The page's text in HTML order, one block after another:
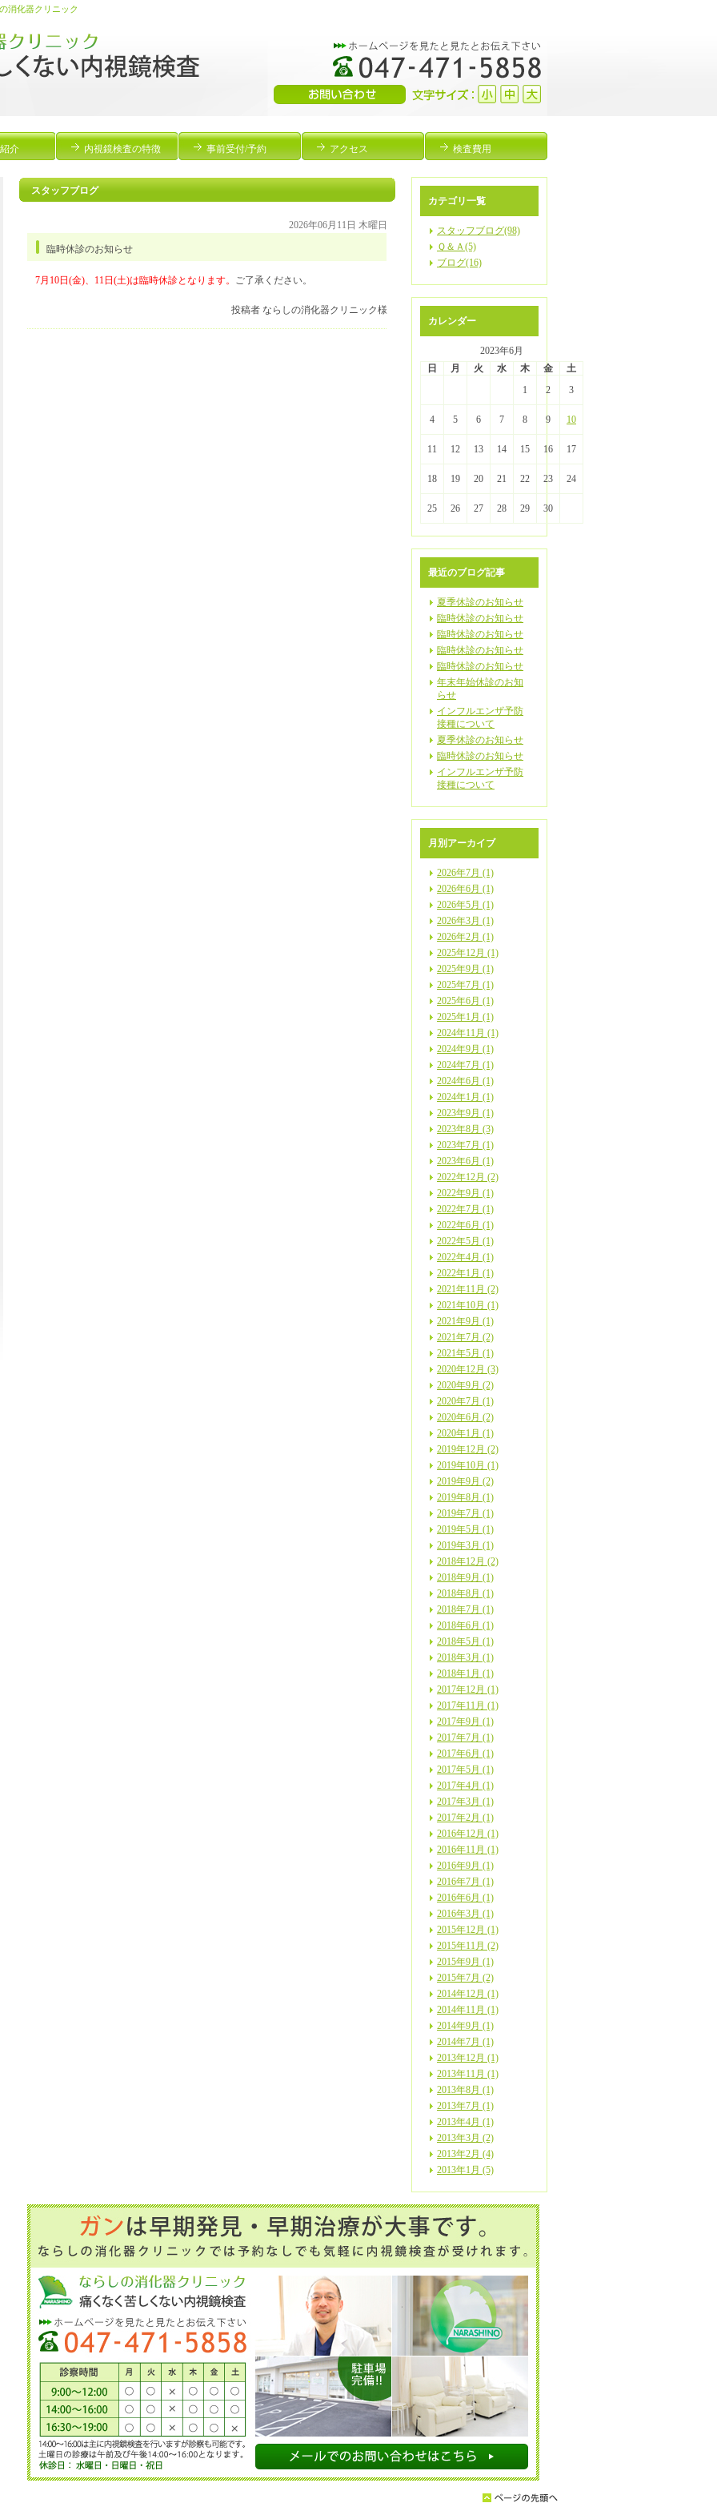
消化器クリニック
介 内視鏡検査の特徴 事前受付/予約 アクセス 検査費用
スタッフブログ
2026年06月11日 木曜日
臨時休診のお知らせ
7月10日(金)、11日(土)は臨時休診となります。 ご了承ください。
投稿者 ならしの消化器クリニック様
カテゴリ一覧
スタッフブログ(98)
Ｑ＆Ａ(5)
ブログ(16)
カレンダー
2023年6月
日
月 火 水 木 金
土
1
2 3
4 5 6 7 8 9 10
11 12 13 14 15 16 17
18 19 20 21 22 23 24
25 26 27 28 29 30
最近のブログ記事
夏季休診のお知らせ
臨時休診のお知らせ
臨時休診のお知らせ
臨時休診のお知らせ
臨時休診のお知らせ
年末年始休診のお知
らせ
インフルエンザ予防
接種について
夏季休診のお知らせ
臨時休診のお知らせ
インフルエンザ予防
接種について
月別アーカイブ
2026年7月 (1)
2026年6月 (1)
2026年5月 (1)
2026年3月 (1)
2026年2月 (1)
2025年12月 (1)
2025年9月 (1)
2025年7月 (1)
2025年6月 (1)
2025年1月 (1)
2024年11月 (1)
2024年9月 (1)
2024年7月 (1)
2024年6月 (1)
2024年1月 (1)
2023年9月 (1)
2023年8月 (3)
2023年7月 (1)
2023年6月 (1)
2022年12月 (2)
2022年9月 (1)
2022年7月 (1)
2022年6月 (1)
2022年5月 (1)
2022年4月 (1)
2022年1月 (1)
2021年11月 (2)
2021年10月 (1)
2021年9月 (1)
2021年7月 (2)
2021年5月 (1)
2020年12月 (3)
2020年9月 (2)
2020年7月 (1)
2020年6月 (2)
2020年1月 (1)
2019年12月 (2)
2019年10月 (1)
2019年9月 (2)
2019年8月 (1)
2019年7月 (1)
2019年5月 (1)
2019年3月 (1)
2018年12月 (2)
2018年9月 (1)
2018年8月 (1)
2018年7月 (1)
2018年6月 (1)
2018年5月 (1)
2018年3月 (1)
2018年1月 (1)
2017年12月 (1)
2017年11月 (1)
2017年9月 (1)
2017年7月 (1)
2017年6月 (1)
2017年5月 (1)
2017年4月 (1)
2017年3月 (1)
2017年2月 (1)
2016年12月 (1)
2016年11月 (1)
2016年9月 (1)
2016年7月 (1)
2016年6月 (1)
2016年3月 (1)
2015年12月 (1)
2015年11月 (2)
2015年9月 (1)
2015年7月 (2)
2014年12月 (1)
2014年11月 (1)
2014年9月 (1)
2014年7月 (1)
2013年12月 (1)
2013年11月 (1)
2013年8月 (1)
2013年7月 (1)
2013年4月 (1)
2013年3月 (2)
2013年2月 (4)
2013年1月 (5)